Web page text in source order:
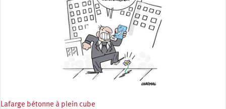
Lafarge bétonne à plein cube